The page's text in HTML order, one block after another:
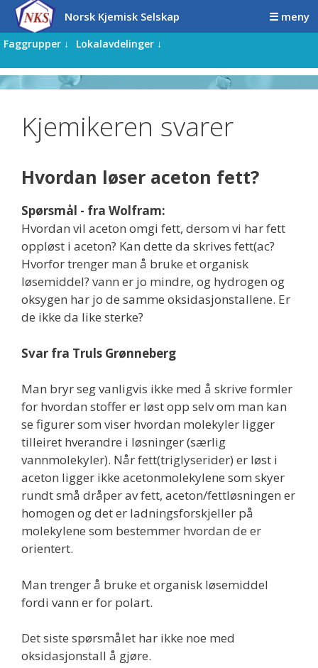
Hopp
innhold
Hopp
innhold
Norsk Kjemisk Selskap ☰ meny
Faggrupper ↓ Lokalavdelinger ↓
Kjemikeren svarer
Hvordan løser aceton fett?
Spørsmål - fra Wolfram:
Hvordan vil aceton omgi fett, dersom vi har fett
oppløst i aceton? Kan dette da skrives fett(ac?
Hvorfor trenger man å bruke et organisk
løsemiddel? vann er jo mindre, og hydrogen og
oksygen har jo de samme oksidasjonstallene. Er
de ikke da like sterke?
Svar fra Truls Grønneberg
Man bryr seg vanligvis ikke med å skrive formler
for hvordan stoffer er løst opp selv om man kan
se figurer som viser hvordan molekyler ligger
tilleiret hverandre i løsninger (særlig
vannmolekyler). Når fett(triglyserider) er løst i
aceton ligger ikke acetonmolekylene som skyer
rundt små dråper av fett, aceton/fettløsningen er
homogen og det er ladningsforskjeller på
molekylene som bestemmer hvordan de er
orientert.
Man trenger å bruke et organisk løsemiddel
fordi vann er for polart.
Det siste spørsmålet har ikke noe med
oksidasjonstall å gjøre.